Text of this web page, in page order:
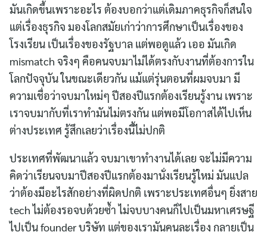
มันเกิดขึ้นเพราะอะไร ต้องบอกว่าแต่เดิมภาคธุรกิจก็สนใจ
แต่เรื่องธุรกิจ มองโลกสมัยเก่าว่าการศึกษาเป็นเรื่องของ
โรงเรียน เป็นเรื่องของรัฐบาล แต่พอดูแล้ว เออ มันเกิด
mismatch จริงๆ คือคนจบมาไม่ได้ตรงกับงานที่ต้องการใน
โลกปัจจุบัน ในขณะเดียวกัน แม้แต่รุ่นตอนที่ผมจบมา มี
ความเชื่อว่าจบมาใหม่ๆ ปีสองปีแรกต้องเรียนรู้งาน เพราะ
เราจบมากับที่เราทำมันไม่ตรงกัน แต่พอมีโอกาสได้ไปเห็น
ต่างประเทศ รู้สึกเลยว่าเรื่องนี้ไม่ปกติ
ประเทศที่พัฒนาแล้ว จบมาเขาทำงานได้เลย จะไม่มีความ
คิดว่าเรียนจบมาปีสองปีแรกต้องมานั่งเรียนรู้ใหม่ มันแปล
ว่าต้องมีอะไรสักอย่างที่ผิดปกติ เพราะประเทศอื่นๆ ยิ่งสาย
tech ไม่ต้องรอจบด้วยซ้ำ ไม่จบบางคนก็ไปเป็นมหาเศรษฐี
ไปเป็น founder บริษัท แต่ของเรามันคนละเรื่อง กลายเป็น